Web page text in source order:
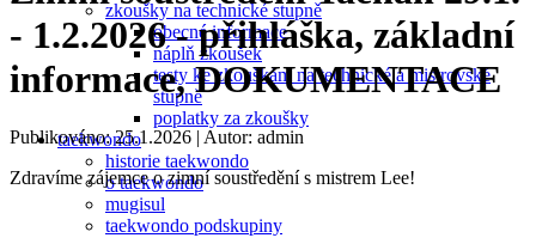
zkoušky na technické stupně
obecné informace
náplň zkoušek
testy ke zkouškám na technické a mistrovské
stupně
poplatky za zkoušky
taekwondo
historie taekwondo
o taekwondo
mugisul
taekwondo podskupiny
- 1.2.2026 - přihláška, základní
informace, DOKUMENTACE
Publikováno: 25.1.2026 | Autor: admin
Zdravíme zájemce o zimní soustředění s mistrem Lee!